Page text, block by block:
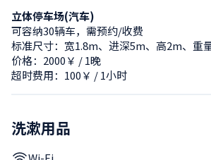
立体停车场(汽车)
可容纳30辆车，需预约/收费
标准尺寸：宽1.8m、进深5m、高2m、重
价格：2000￥ / 1晚
超时费用：100￥ / 1小时
洗漱用品